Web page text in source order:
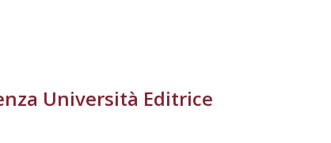
Università Editrice